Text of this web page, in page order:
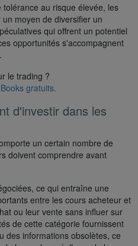
au risque élevée, les
moyen de diversifier un
qui offrent un potentiel
opportunités s'accompagnent
le trading ?
gratuits.
d'investir dans les
un certain nombre de
doivent comprendre avant
ce qui entraîne une
entre les cours acheteur et
ou leur vente sans influer sur
de cette catégorie fournissent
des informations obsolètes, ce